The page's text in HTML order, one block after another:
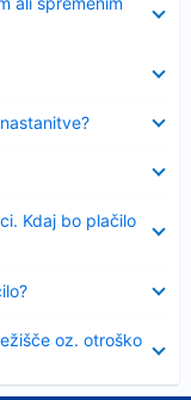
Kdaj bo plačilo
oz. otroško